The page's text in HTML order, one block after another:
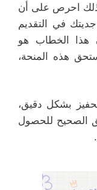
كذلك احرص على أن
في التقديم
هذا الخطاب هو
هذه المنحة،
بشكل دقيق،
الصحيح للحصول